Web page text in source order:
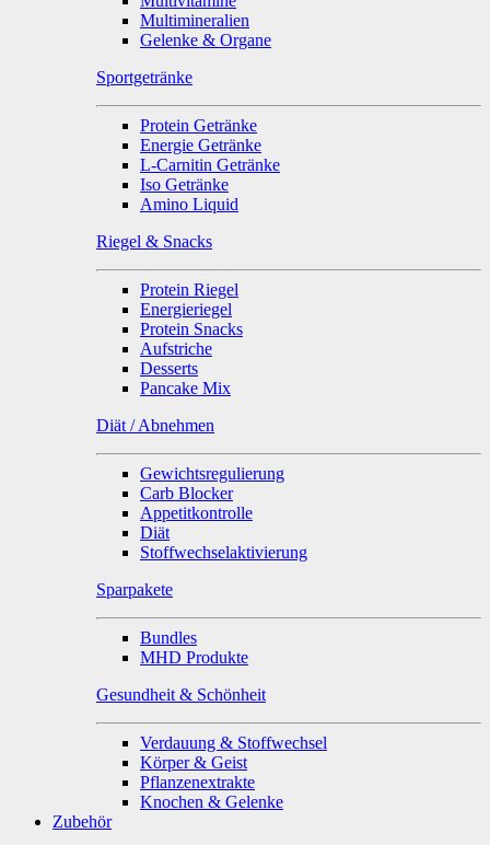
Multimineralien
Gelenke & Organe
Sportgetränke
Protein Getränke
Energie Getränke
L-Carnitin Getränke
Iso Getränke
Amino Liquid
Riegel & Snacks
Protein Riegel
Energieriegel
Protein Snacks
Aufstriche
Desserts
Pancake Mix
Diät / Abnehmen
Gewichtsregulierung
Carb Blocker
Appetitkontrolle
Diät
Stoffwechselaktivierung
Sparpakete
Bundles
MHD Produkte
Gesundheit & Schönheit
Verdauung & Stoffwechsel
Körper & Geist
Pflanzenextrakte
Knochen & Gelenke
Zubehör